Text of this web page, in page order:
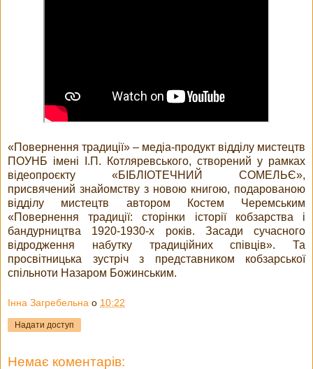
«Повернення традиції» – медіа-продукт відділу мистецтв
ПОУНБ імені І.П. Котляревського, створений у рамках
відеопроєкту «БІБЛІОТЕЧНИЙ СОМЕЛЬЄ»,
присвячений знайомству з новою книгою, подарованою
відділу мистецтв автором Костем Черемським
«Повернення традиції: сторінки історії кобзарства і
бандурництва 1920-1930-х років. Засади сучасного
відродження набутку традиційних співців». Та
просвітницька зустріч з представником кобзарської
спільноти Назаром Божинським.
Інна Загребельна о 10:22
Надати доступ
Немає коментарів: